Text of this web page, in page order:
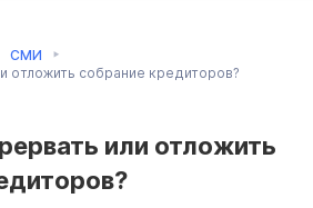
СМИ
отложить собрание кредиторов?
или отложить